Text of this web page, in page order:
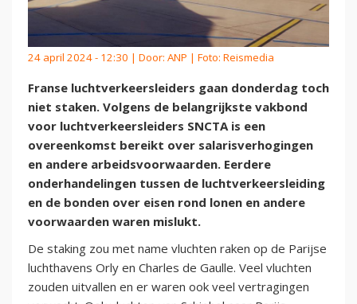
24 april 2024 - 12:30 | Door: ANP | Foto: Reismedia
Franse luchtverkeersleiders gaan donderdag toch
niet staken. Volgens de belangrijkste vakbond
voor luchtverkeersleiders SNCTA is een
overeenkomst bereikt over salarisverhogingen
en andere arbeidsvoorwaarden. Eerdere
onderhandelingen tussen de luchtverkeersleiding
en de bonden over eisen rond lonen en andere
voorwaarden waren mislukt.
De staking zou met name vluchten raken op de Parijse
luchthavens Orly en Charles de Gaulle. Veel vluchten
zouden uitvallen en er waren ook veel vertragingen